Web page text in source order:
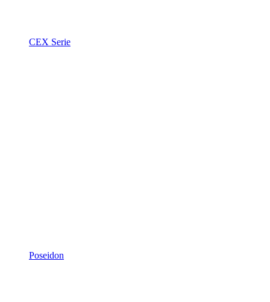
CEX Serie
Poseidon